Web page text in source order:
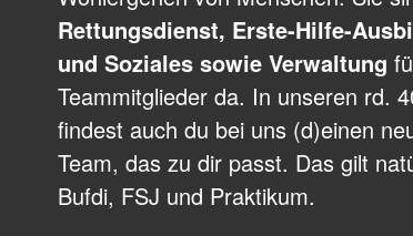
Apps
Formulare und Anträge
AGB
Schutz & Rettung
Gesamtübersicht
Rettungsdienst
IntraRett
Sanitätsdienst
Rettungsdienst, Erste-Hilfe-
und Soziales sowie Verwaltung
Teammitglieder da. In unseren rd.
findest auch du bei uns (d)einen
Team, das zu dir passt. Das gilt
Bufdi, FSJ und Praktikum.